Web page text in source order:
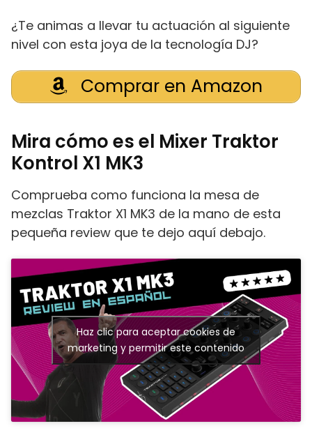
¿Te animas a llevar tu actuación al siguiente
nivel con esta joya de la tecnología DJ?
Comprar en Amazon
Mira cómo es el Mixer Traktor
Kontrol X1 MK3
Comprueba como funciona la mesa de
mezclas Traktor X1 MK3 de la mano de esta
pequeña review que te dejo aquí debajo.
Haz clic para aceptar cookies de
marketing y permitir este contenido